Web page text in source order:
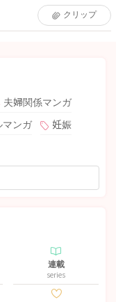
クリップ
夫婦関係マンガ
マンガ
妊娠
連載
series